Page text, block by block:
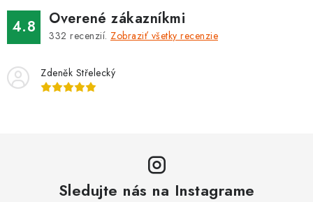
OBCHODNÉ PODMIENKY
KONTAKTY
Podmienky ochrany osobných údajov
Spôsob dopravy a platby
Vernostný program
4.8 Overené zákazníkmi
332 recenzií. Zobraziť všetky recenzie
Zdeněk Střelecký
Sledujte nás na Instagrame